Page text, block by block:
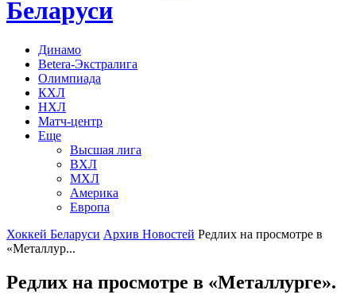
Беларуси
Динамо
Betera-Экстралига
Олимпиада
КХЛ
НХЛ
Матч-центр
Еще
Высшая лига
ВХЛ
МХЛ
Америка
Европа
Хоккей Беларуси Архив Новостей Редлих на просмотре в
«Металлур...
Редлих на просмотре в «Металлурге».